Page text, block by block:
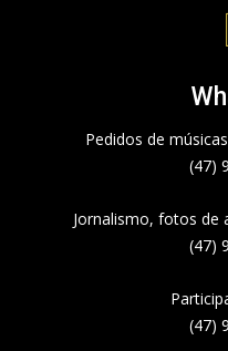
Pedidos de
(47)
Jornalismo, fotos de
(47)
(47)